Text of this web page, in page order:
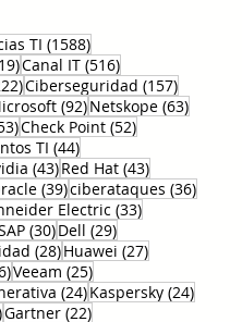
TI (1588)1588 entradas
819 entradas
Canal IT (516)516 entradas
222 entradas
Ciberseguridad (157)157
entradas
(92)92 entradas
Netskope (63)63
53 entradas
Check Point (52)52 entradas
TI (44)44 entradas
(43)43 entradas
Red Hat (43)43 entradas
entradas
(39)39 entradas
ciberataques (36)36
Electric (33)33 entradas
entradas
(30)30 entradas
Dell (29)29 entradas
(28)28 entradas
Huawei (27)27 entradas
26 entradas
Veeam (25)25 entradas
(24)24 entradas
Kaspersky (24)24
23 entradas
Gartner (22)22 entradas